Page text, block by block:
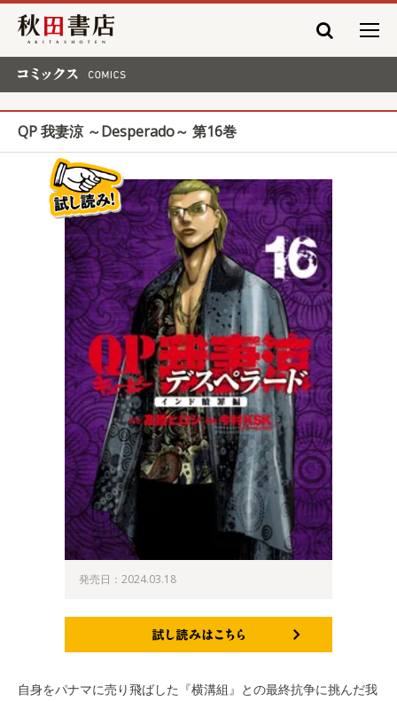
秋田書店
QP 我妻涼 ～Desperado～ 第16巻
発売日：2024.03.18
自身をパナマに売り飛ばした『横溝組』との最終抗争に挑んだ我